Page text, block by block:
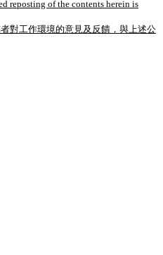
reposting of the contents herein is
對工作環境的意見及反饋，與上述公